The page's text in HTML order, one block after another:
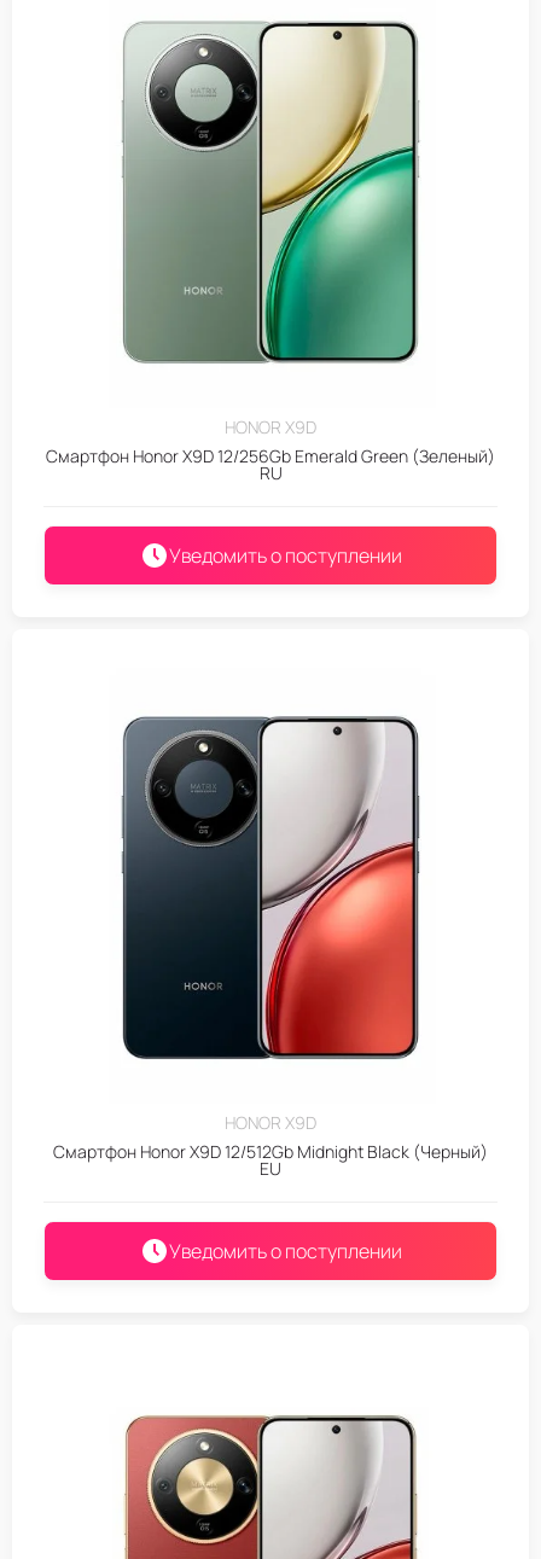
HONOR X9D
Смартфон Honor X9D 12/256Gb Emerald Green (Зеленый)
RU
Уведомить о поступлении
HONOR X9D
Смартфон Honor X9D 12/512Gb Midnight Black (Черный)
EU
Уведомить о поступлении